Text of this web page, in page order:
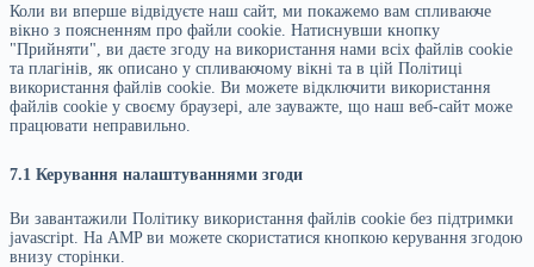
Коли ви вперше відвідуєте наш сайт, ми покажемо вам спливаюче
вікно з поясненням про файли cookie. Натиснувши кнопку
"Прийняти", ви даєте згоду на використання нами всіх файлів cookie
та плагінів, як описано у спливаючому вікні та в цій Політиці
використання файлів cookie. Ви можете відключити використання
файлів cookie у своєму браузері, але зауважте, що наш веб-сайт може
працювати неправильно.
7.1 Керування налаштуваннями згоди
Ви завантажили Політику використання файлів cookie без підтримки
javascript. На AMP ви можете скористатися кнопкою керування згодою
внизу сторінки.